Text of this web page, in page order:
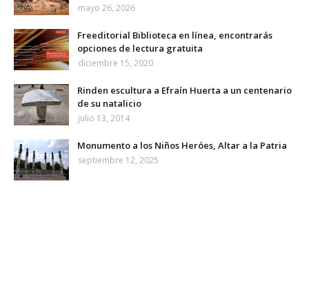
mayo 26, 2026
Freeditorial Biblioteca en línea, encontrarás
opciones de lectura gratuita
diciembre 15, 2020
Rinden escultura a Efraín Huerta a un centenario
de su natalicio
julio 13, 2014
Monumento a los Niños Heróes, Altar a la Patria
septiembre 12, 2025